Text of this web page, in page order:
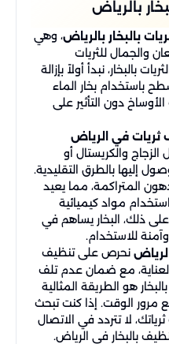
بالرياض
بالبخار بالرياض، وهي
والجمال للثريات
بالبخار، نبدأ أولاً بإزالة
باستخدام بخار الماء
دون التأثير على
ثريات في الرياض
والكريستال أو
إليها بالطرق التقليدية.
المتراكمة، مما يعيد
مواد كيميائية
على ذلك، البخار يساهم في
للاستخدام.
نحرص على تنظيف
مع ضمان عدم تلف
هو الطريقة المثالية
مرور الوقت. إذا كنت تبحث
لا تتردد في الاتصال
بالبخار في الرياض.